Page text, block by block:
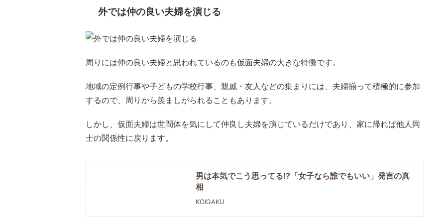
外では仲の良い夫婦を演じる
周りには仲の良い夫婦と思われているのも仮面夫婦の大きな特徴です。
地域の定例行事や子どもの学校行事、親戚・友人などの集まりには、夫婦揃って積極的に参加
するので、周りから羨ましがられることもあります。
しかし、仮面夫婦は世間体を気にして仲良し夫婦を演じているだけであり、家に帰れば他人同
士の関係性に戻ります。
男は本気でこう思ってる!?「女子なら誰でもいい」発言の真
相
KOIGAKU